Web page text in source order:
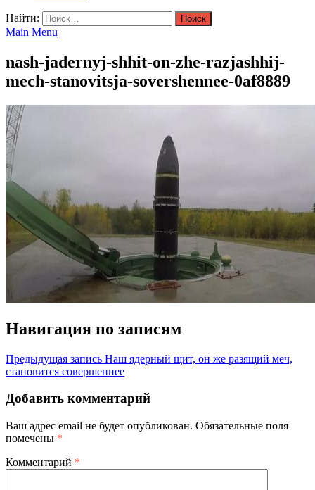
Найти:
Main Menu
nash-jadernyj-shhit-on-zhe-razjashhij-
mech-stanovitsja-sovershennee-0af8889
Навигация по записям
Предыдущая запись Наш ядерный щит, он же разящий меч,
становится совершеннее
Добавить комментарий
Ваш адрес email не будет опубликован. Обязательные поля
помечены *
Комментарий *